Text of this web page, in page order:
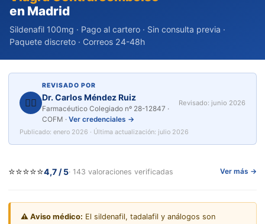
en Madrid
Sildenafil 100mg · Pago al cartero · Sin consulta previa ·
Paquete discreto · Correos 24-48h
👨‍⚕️
REVISADO POR
Dr. Carlos Méndez Ruiz
Farmacéutico Colegiado nº 28-12847 ·
COFM · Ver credenciales →
Revisado: junio 2026
Publicado: enero 2026 · Última actualización: julio 2026
⭐⭐⭐⭐⭐4,7 / 5· 143 valoraciones verificadas Ver más →
⚠️ Aviso médico: El sildenafil, tadalafil y análogos son